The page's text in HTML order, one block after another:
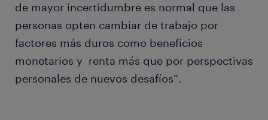
de mayor incertidumbre es normal que las
personas opten cambiar de trabajo por
factores más duros como beneficios
monetarios y renta más que por perspectivas
personales de nuevos desafíos”.